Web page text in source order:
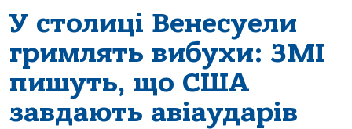
У столиці Венесуели
гримлять вибухи: ЗМІ
пишуть, що США
завдають авіаударів